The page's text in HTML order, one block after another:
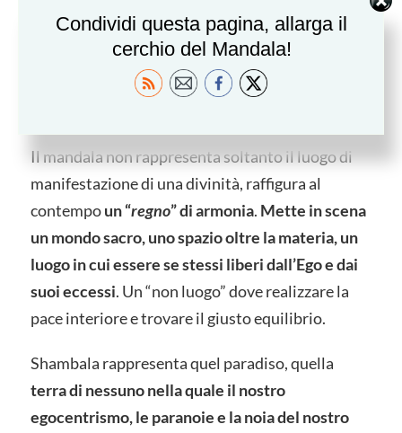
rappresenta il “ Reame di Shambala”, contornato
da due cinte di montagne “ acuminate come denti
al centro si trova seduto il Re che governa con
Il mandala non rappresenta soltanto il luogo di
manifestazione di una divinità, raffigura al
contempoun “regno” di armonia. Mette in scena
un mondo sacro, uno spazio oltre la materia, un
luogo in cui essere se stessi liberi dall’Ego e dai
suoi eccessi. Un “non luogo” dove realizzare la
pace interiore e trovare il giusto equilibrio.
Shambala rappresenta quel paradiso, quella
terra di nessuno nella quale il nostro
egocentrismo, le paranoie e la noia del nostro
Condividi questa pagina, allarga il
cerchio del Mandala!